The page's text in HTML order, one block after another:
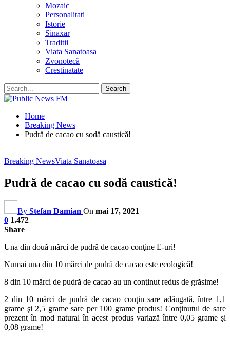
Mozaic
Personalitati
Istorie
Sinaxar
Traditii
Viata Sanatoasa
Zvonotecă
Crestinatate
Home
Breaking News
Pudră de cacao cu sodă caustică!
Breaking NewsViata Sanatoasa
Pudră de cacao cu sodă caustică!
By Stefan Damian On mai 17, 2021
0 1.472
Share
Una din două mărci de pudră de cacao conţine E-uri!
Numai una din 10 mărci de pudră de cacao este ecologică!
8 din 10 mărci de pudră de cacao au un conţinut redus de grăsime!
2 din 10 mărci de pudră de cacao conţin sare adăugată, între 1,1
grame şi 2,5 grame sare per 100 grame produs! Conţinutul de sare
prezent în mod natural în acest produs variază între 0,05 grame şi
0,08 grame!